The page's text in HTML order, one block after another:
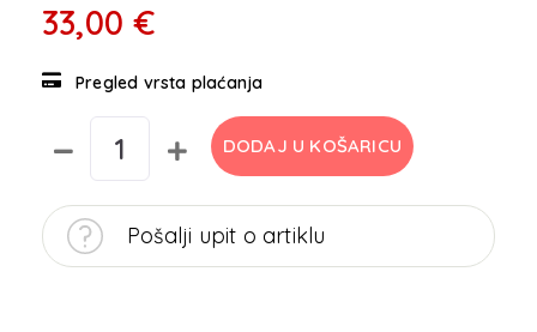
33,00 €
Pregled vrsta plaćanja
DODAJ U KOŠARICU
Pošalji upit o artiklu